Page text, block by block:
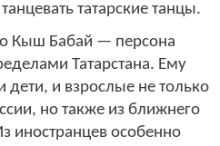
татарские танцы.
Кыш Бабай — персона
Татарстана. Ему
и взрослые не только
но также из ближнего
иностранцев особенно